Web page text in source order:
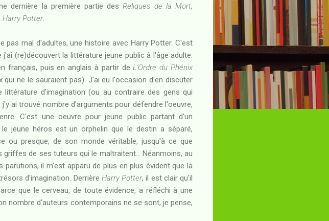
dernière la première partie desReliques de la Mort,
Harry Potter.
pas mal d'adultes, une histoire avec Harry Potter. C'est
(re)découvert la littérature jeune public à l'âge adulte.
français, puis en anglais à partir deL'Ordre du Phénix
qui ne le sauraient pas). J'ai eu l'occasion d'en discuter
littérature d'imagination (ou au contraire des gens qui
ai trouvé nombre d'arguments pour défendre l'oeuvre,
C'est une oeuvre pour jeune public partant d'un
jeune héros est un orphelin que le destin a séparé,
ou presque, de son monde véritable, jusqu'à ce que
griffes de ses tuteurs qui le maltraitent... Néanmoins, au
parutions, il m'est apparu de plus en plus évident que la
d'imagination. Derrière Harry Potter, il est clair qu'il
que le cerveau, de toute évidence, a réfléchi à une
nombre d'auteurs contemporains ne se sont, je pense,